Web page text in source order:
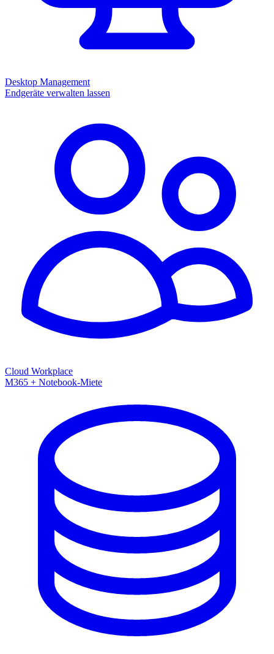
Desktop Management
Endgeräte verwalten lassen
Cloud Workplace
M365 + Notebook-Miete